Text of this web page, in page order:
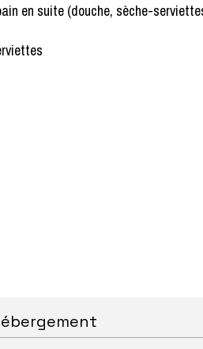
en suite (douche, sèche-